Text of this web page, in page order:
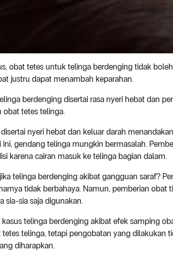
obat tetes untuk telinga berdenging tidak
justru dapat menambah keparahan.
berdenging disertai rasa nyeri hebat dan
obat tetes telinga.
nyeri hebat dan keluar darah
ini, gendang telinga mungkin bermasalah.
karena cairan masuk ke telinga bagian dalam.
telinga berdenging akibat gangguan saraf?
tidak berbahaya. Namun, pemberian
sia-sia saja digunakan.
telinga berdenging akibat efek samping
telinga, tetapi pengobatan yang dilakukan
diharapkan.